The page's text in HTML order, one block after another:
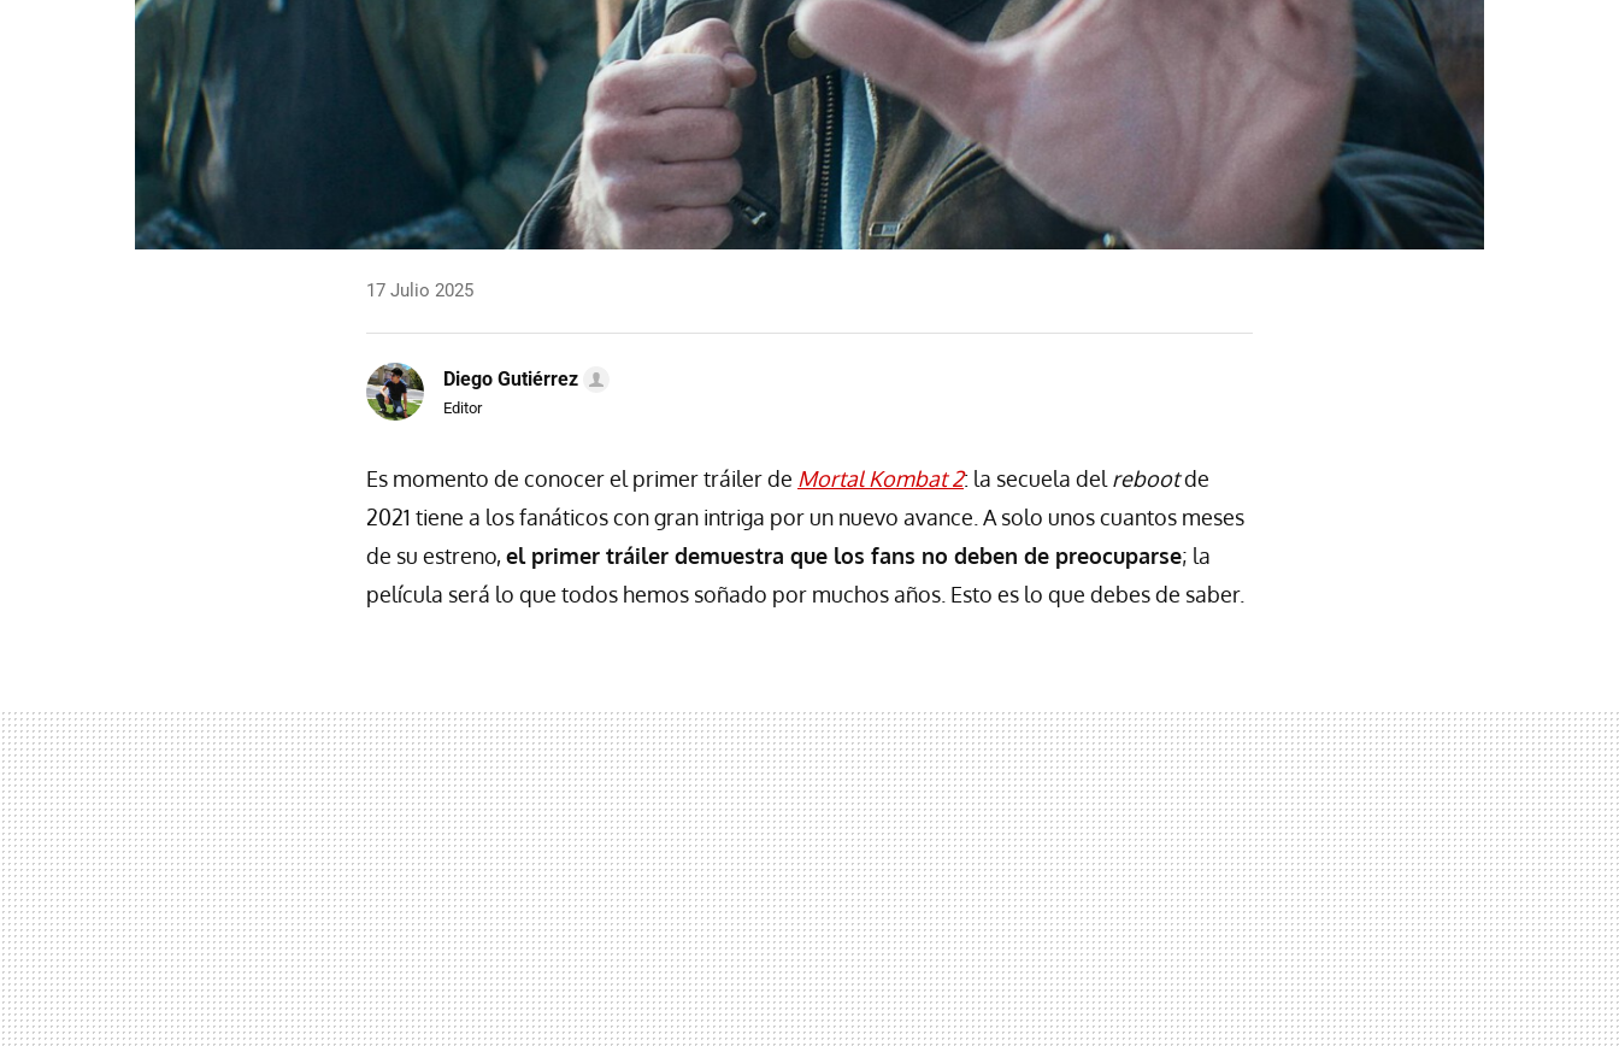
17 Julio 2025
Diego Gutiérrez
Editor
Es momento de conocer el primer tráiler de Mortal Kombat 2: la secuela del rebootde
2021 tiene a los fanáticos con gran intriga por un nuevo avance. A solo unos cuantos meses
de su estreno,el primer tráiler demuestra que los fans no deben de preocuparse; la
película será lo que todos hemos soñado por muchos años. Esto es lo que debes de saber.